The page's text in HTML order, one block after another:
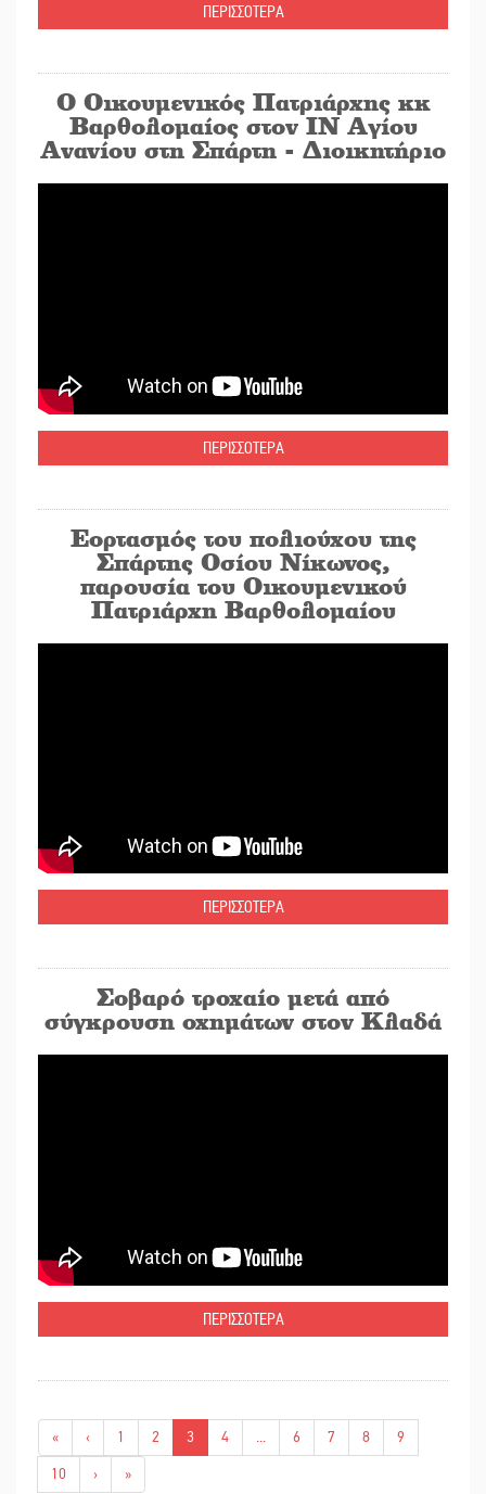
ΠΕΡΙΣΣΟΤΕΡΑ
Ο Οικουμενικός Πατριάρχης κκ
Βαρθολομαίος στον ΙΝ Αγίου
Ανανίου στη Σπάρτη - Διοικητήριο
ΠΕΡΙΣΣΟΤΕΡΑ
Εορτασμός του πολιούχου της
Σπάρτης Οσίου Νίκωνος,
παρουσία του Οικουμενικού
Πατριάρχη Βαρθολομαίου
ΠΕΡΙΣΣΟΤΕΡΑ
Σοβαρό τροχαίο μετά από
σύγκρουση οχημάτων στον Κλαδά
ΠΕΡΙΣΣΟΤΕΡΑ
« ‹ 1 2 3 4 ... 6 7 8
9
10
› »